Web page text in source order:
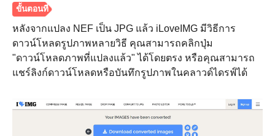
หลังจากแปลง NEF เป็น JPG แล้ว iLoveIMG มีวิธีการ
ดาวน์โหลดรูปภาพหลายวิธี คุณสามารถคลิกปุ่ม
"ดาวน์โหลดภาพที่แปลงแล้ว" ได้โดยตรง หรือคุณสามารถ
แชร์ลิงก์ดาวน์โหลดหรือบันทึกรูปภาพในคลาวด์ไดรฟ์ได้